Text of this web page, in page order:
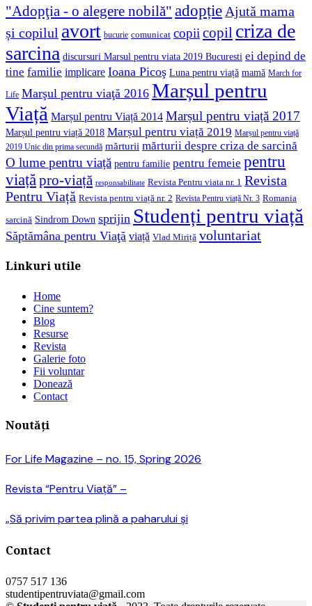
"Adopţia - o alegere nobilă" adopție Ajută mama
și copilul avort bucurie comunicat copii copil criza de
sarcina discursuri Marsul pentru viata 2019 Bucuresti ei depind de
tine familie implicare Ioana Picoş Luna pentru viață mamă March for
Life Marşul pentru viaţă 2016 Marșul pentru
Viață Marșul pentru Viață 2014 Marșul pentru viață 2017
Marșul pentru viață 2018 Marșul pentru viață 2019 Marșul pentru viață
2019 Unic din prima secundă mărturii mărturii despre criza de sarcină
O lume pentru viață pentru familie pentru femeie pentru
viață pro-viață responsabilitate Revista Pentru viata nr. 1 Revista
Pentru Viață Revista pentru viață nr. 2 Revista Pentru viață Nr. 3 Romania
sarcină Sindrom Down sprijin Studenți pentru viață
Săptămâna pentru Viaţă viață Vlad Miriță voluntariat
Linkuri utile
Home
Cine suntem?
Blog
Resurse
Revista
Galerie foto
Fii voluntar
Donează
Contact
Noutăți
For Life Magazine – no. 15, Spring 2026
Revista “Pentru Viață” –
„Să privim partea plină a paharului și
Contact
0757 517 136
studentipentruviata@gmail.com